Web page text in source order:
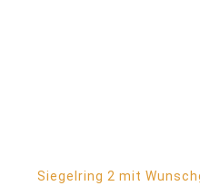
Siegelring 2 mit